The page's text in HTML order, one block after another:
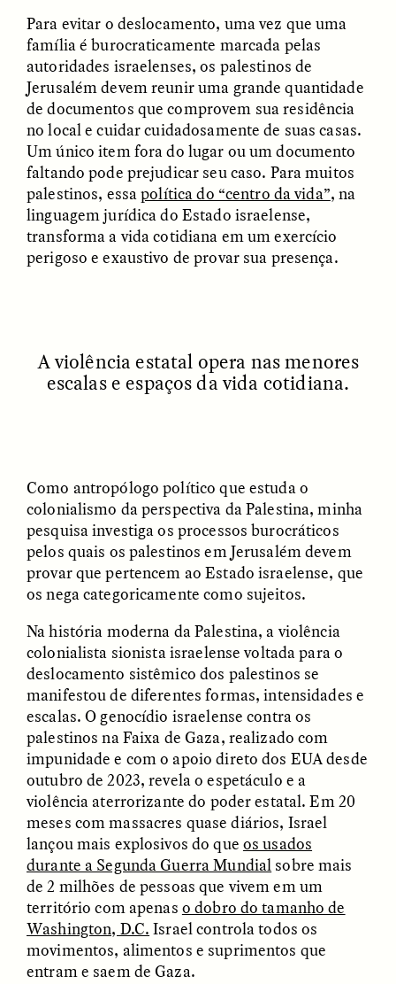
Dreamscapes of
Refusal: A Chorus
UZMA FALAK
The Cost of Cutting
Anthropology Out of
U.S. National Parks
ELLYN DEMUYNCK
PHOTO-ESSAY /PHENOMENON ESSAY /STANDPOINTS
ESSAY /STANDPOINTS
In Human Origins
Research, Communities
Are the Missing Link
JESSICA THOMPSON
VIDEO /STRANGER LANDS
Five Questions for
Anand Pandian
ELIZABETH HOPKINSON
ESSAY / STRANGER LANDS
Para evitar o deslocamento, uma vez que uma
família é burocraticamente marcada pelas
autoridades israelenses, os palestinos de
Jerusalém devem reunir uma grande quantidade
de documentos que comprovem sua residência
no local e cuidar cuidadosamente de suas casas.
Um único item fora do lugar ou um documento
faltando pode prejudicar seu caso. Para muitos
palestinos, essapolítica do “centro da vida”, na
linguagem jurídica do Estado israelense,
transforma a vida cotidiana em um exercício
perigoso e exaustivo de provar sua presença.
A violência estatal opera nas menores
escalas e espaços da vida cotidiana.
Como antropólogo político que estuda o
colonialismo da perspectiva da Palestina, minha
pesquisa investiga os processos burocráticos
pelos quais os palestinos em Jerusalém devem
provar que pertencem ao Estado israelense, que
os nega categoricamente como sujeitos.
Na história moderna da Palestina, a violência
colonialista sionista israelense voltada para o
deslocamento sistêmico dos palestinos se
manifestou de diferentes formas, intensidades e
escalas. O genocídio israelense contra os
palestinos na Faixa de Gaza, realizado com
impunidade e com o apoio direto dos EUA desde
outubro de 2023, revela o espetáculo e a
violência aterrorizante do poder estatal. Em 20
meses com massacres quase diários, Israel
lançou mais explosivos do que os usados
durante a Segunda Guerra Mundial sobre mais
de 2 milhões de pessoas que vivem em um
território com apenas o dobro do tamanho de
Washington, D.C. Israel controla todos os
movimentos, alimentos e suprimentos que
entram e saem de Gaza.